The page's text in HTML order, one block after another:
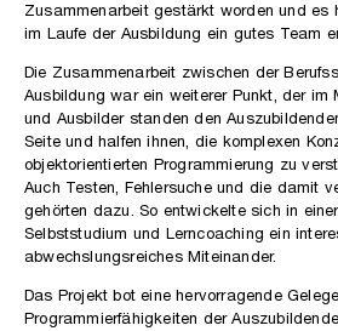
Zusammenarbeit gestärkt worden und
im Laufe der Ausbildung ein gutes Team
Die Zusammenarbeit zwischen der
Ausbildung war ein weiterer Punkt, der im
und Ausbilder standen den
Seite und halfen ihnen, die komplexen
objektorientierten Programmierung zu
Auch Testen, Fehlersuche und die damit
gehörten dazu. So entwickelte sich in
Selbststudium und Lerncoaching ein
abwechslungsreiches Miteinander.
Das Projekt bot eine hervorragende
Programmierfähigkeiten der